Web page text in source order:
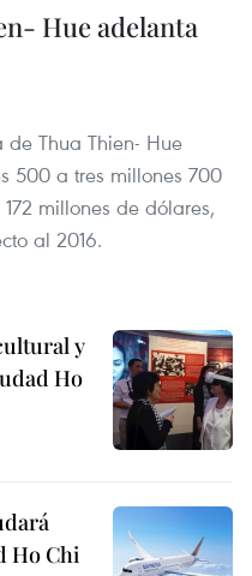
Hue adelanta
Thua Thien- Hue
500 a tres millones 700
millones de dólares,
al 2016.
y
Ho
Ho Chi